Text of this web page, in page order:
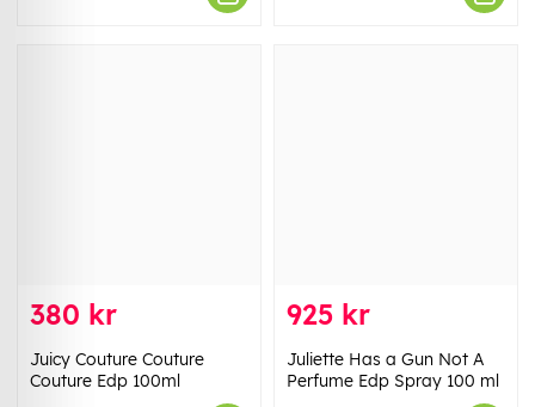
380 kr
Juicy Couture Couture
Couture Edp 100ml
925 kr
Juliette Has a Gun Not A
Perfume Edp Spray 100 ml